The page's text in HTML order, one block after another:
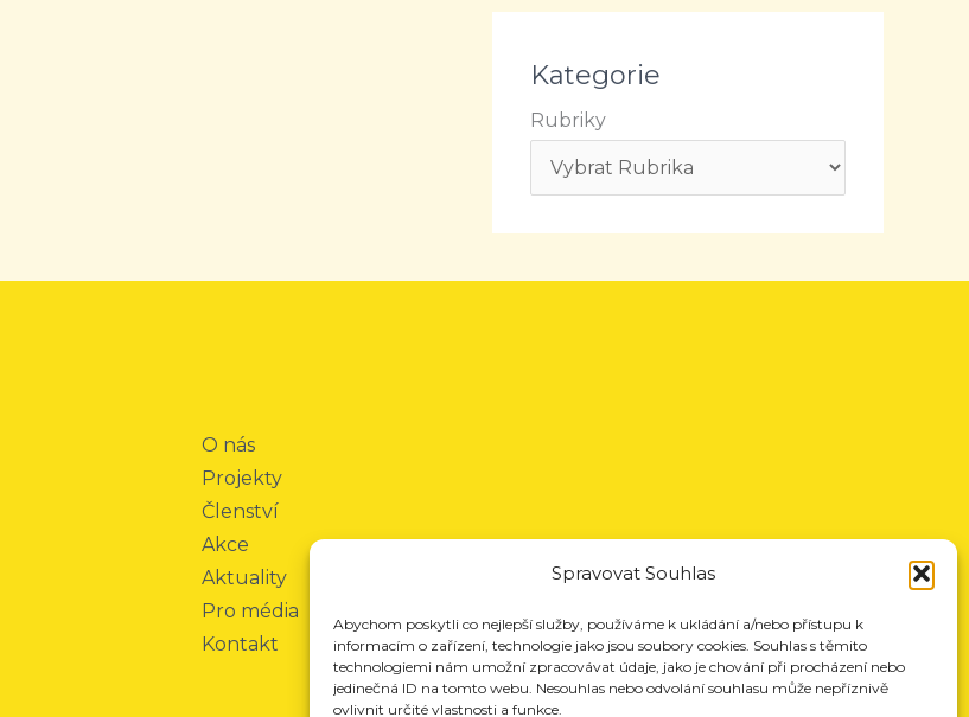
Spravovat Souhlas
Abychom poskytli co nejlepší služby, používáme k ukládání a/nebo přístupu k
informacím o zařízení, technologie jako jsou soubory cookies. Souhlas s těmito
technologiemi nám umožní zpracovávat údaje, jako je chování při procházení nebo
jedinečná ID na tomto webu. Nesouhlas nebo odvolání souhlasu může nepříznivě
ovlivnit určité vlastnosti a funkce.
Kategorie
Rubriky
O nás
Projekty
Členství
Akce
Aktuality
Pro média
Kontakt